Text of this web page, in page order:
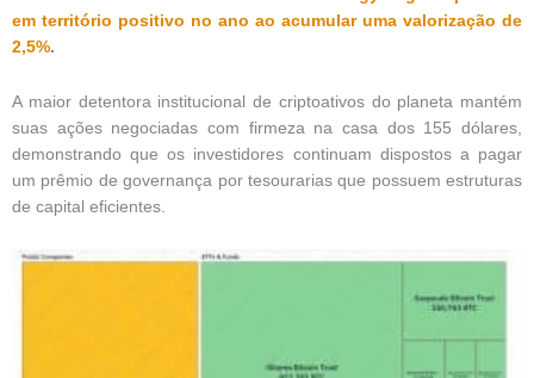
em território positivo no ano ao acumular uma valorização de
2,5%.
A maior detentora institucional de criptoativos do planeta mantém
suas ações negociadas com firmeza na casa dos 155 dólares,
demonstrando que os investidores continuam dispostos a pagar
um prêmio de governança por tesourarias que possuem estruturas
de capital eficientes.